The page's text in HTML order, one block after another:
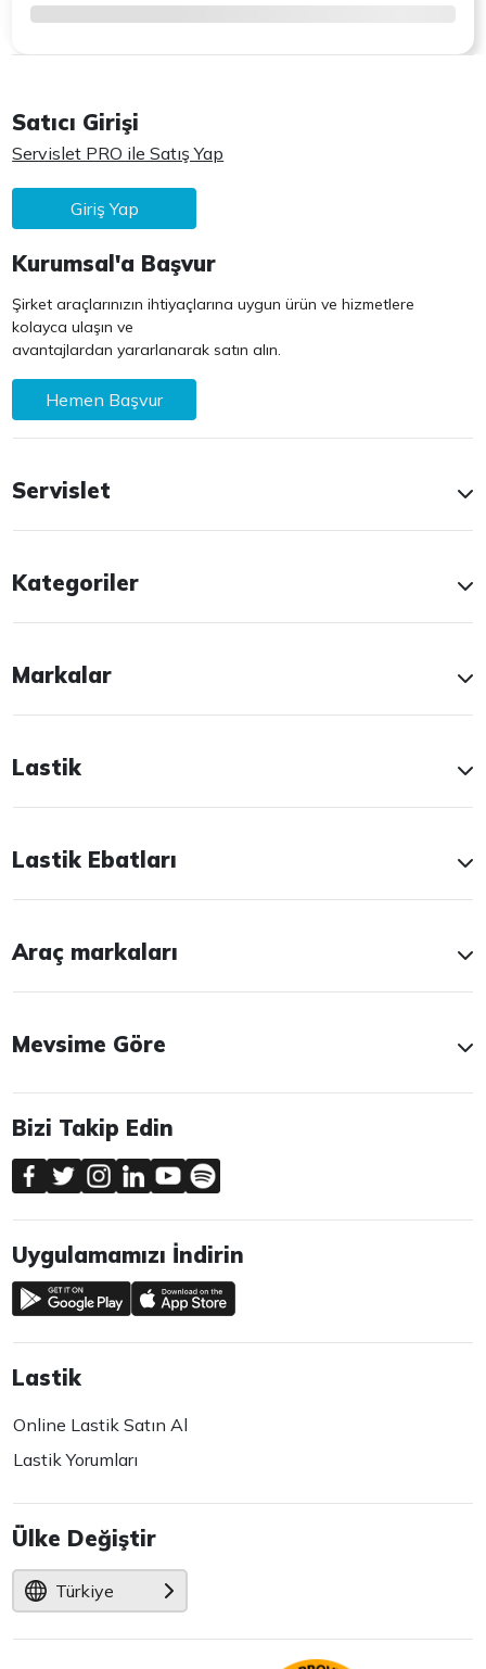
Satıcı Girişi
Servislet PRO ile Satış Yap
Giriş Yap
Kurumsal'a Başvur
Şirket araçlarınızın ihtiyaçlarına uygun ürün ve hizmetlere
kolayca ulaşın ve
avantajlardan yararlanarak satın alın.
Hemen Başvur
Servislet
Kategoriler
Markalar
Lastik
Lastik Ebatları
Araç markaları
Mevsime Göre
Bizi Takip Edin
Uygulamamızı İndirin
Lastik
Online Lastik Satın Al
Lastik Yorumları
Ülke Değiştir
Türkiye